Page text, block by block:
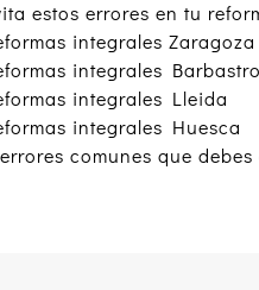
estos errores en tu
integrales Zaragoza
integrales Barbastro
integrales Lleida
integrales Huesca
comunes que